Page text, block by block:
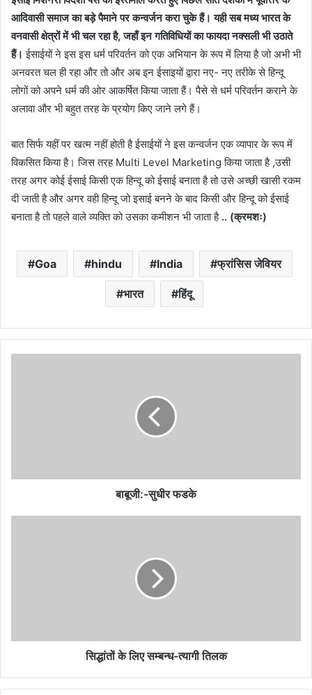
आदिवासी समाज का बड़े पैमाने पर कन्वर्जन करा चुके हैं। यही सब मध्य भारत के
वनवासी क्षेत्रों में भी चल रहा है, जहाँ इन गतिविधियों का फायदा नक्सली भी उठाते
हैं। ईसाईयों ने इस इस धर्म परिवर्तन को एक अभियान के रूप में लिया है जो अभी भी
अनवरत चल ही रहा और तो और अब इन ईसाइयों द्वारा नए- नए तरीके से हिन्दू
लोगों को अपने धर्म की ओर आकर्षित किया जाता हैं। पैसे से धर्म परिवर्तन कराने के
अलावा और भी बहुत तरह के प्रयोग किए जाने लगे हैं।
बात सिर्फ यहीं पर खत्म नहीं होती है ईसाईयों ने इस कन्वर्जन एक व्यापार के रूप में
विकसित किया है। जिस तरह Multi Level Marketing किया जाता है ,उसी
तरह अगर कोई ईसाई किसी एक हिन्दू को ईसाई बनाता है तो उसे अच्छी खासी रकम
दी जाती है और अगर वही हिन्दू जो इसाई बनने के बाद किसी और हिन्दू को ईसाई
बनाता है तो पहले वाले व्यक्ति को उसका कमीशन भी जाता है .. (क्रमशः)
Goa hindu India फ्रांसिस जेवियर
भारत हिंदू
बाबूजी:-सुधीर फडके
सिद्धांतों के लिए सम्बन्ध-त्यागी तिलक